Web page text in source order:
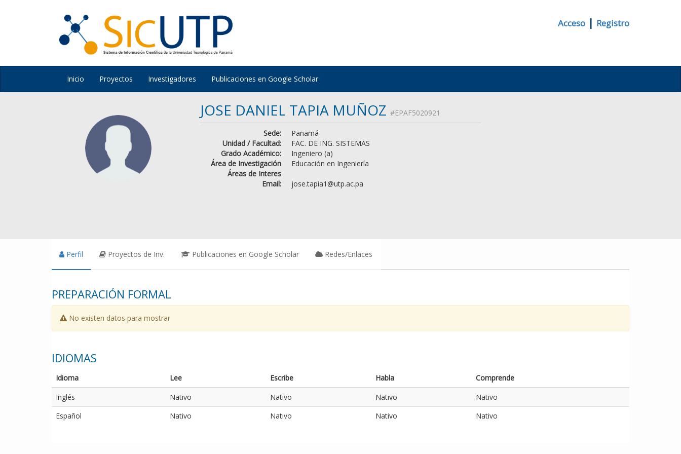
Acceso | Registro
Inicio Proyectos Investigadores Publicaciones en Google Scholar
JOSE DANIEL TAPIA MUÑOZ #EPAF5020921
Sede:
Panamá
Unidad / Facultad:
FAC. DE ING. SISTEMAS
Grado Académico:
Ingeniero (a)
Área de Investigación
Educación en Ingeniería
Áreas de Interes
Email:
jose.tapia1@utp.ac.pa
Perfil Proyectos de Inv. Publicaciones en Google Scholar Redes/Enlaces
PREPARACIÓN FORMAL
No existen datos para mostrar
IDIOMAS
Idioma Lee Escribe Habla
Comprende
Inglés
Nativo Nativo Nativo
Nativo
Español
Nativo Nativo Nativo Nativo